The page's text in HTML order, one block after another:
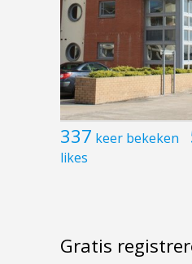
337 keer bekeken
likes
Gratis